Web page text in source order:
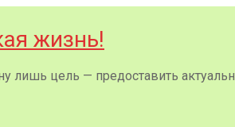
жизнь!
лишь цель — предоставить